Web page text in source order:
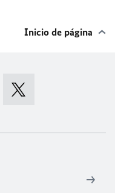
Inicio de página